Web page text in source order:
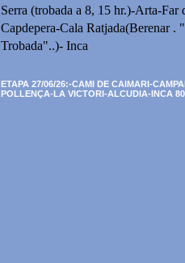
Serra (trobada a 8, 15 hr.)-Arta-Far
Capdepera-Cala Ratjada(Berenar .
Trobada"..)- Inca
ETAPA 27/06/26:-CAMI DE CAIMARI-
POLLENÇA-LA VICTORI-ALCUDIA-INCA